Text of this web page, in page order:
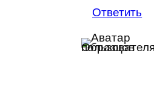
Ответить